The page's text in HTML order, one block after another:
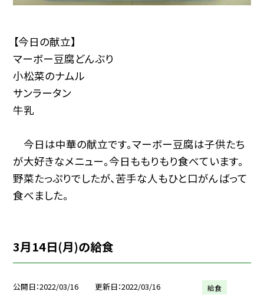
【今日の献立】
マーボー豆腐どんぶり
小松菜のナムル
サンラータン
牛乳
今日は中華の献立です。マーボー豆腐は子供たち
が大好きなメニュー。今日ももりもり食べています。
野菜たっぷりでしたが、苦手な人もひと口がんばって
食べました。
3月14日(月)の給食
公開日 2022/03/16 更新日 2022/03/16 給食